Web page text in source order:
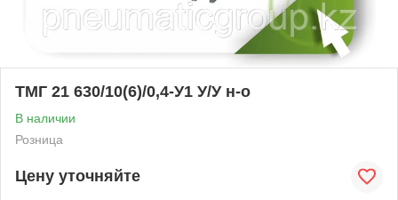
ТМГ 21 630/10(6)/0,4-У1 У/У н-о
В наличии
Розница
Цену уточняйте